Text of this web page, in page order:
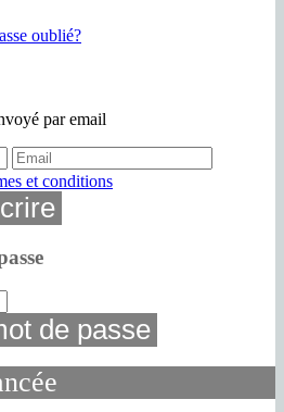
oublié?
par email
et conditions
de passe